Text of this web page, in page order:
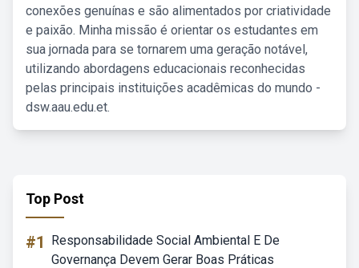
conexões genuínas e são alimentados por criatividade
e paixão. Minha missão é orientar os estudantes em
sua jornada para se tornarem uma geração notável,
utilizando abordagens educacionais reconhecidas
pelas principais instituições acadêmicas do mundo -
dsw.aau.edu.et.
Top Post
#1
Responsabilidade Social Ambiental E De
Governança Devem Gerar Boas Práticas